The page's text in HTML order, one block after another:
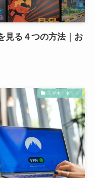
見る４つの方法｜お
スマホ・ネット